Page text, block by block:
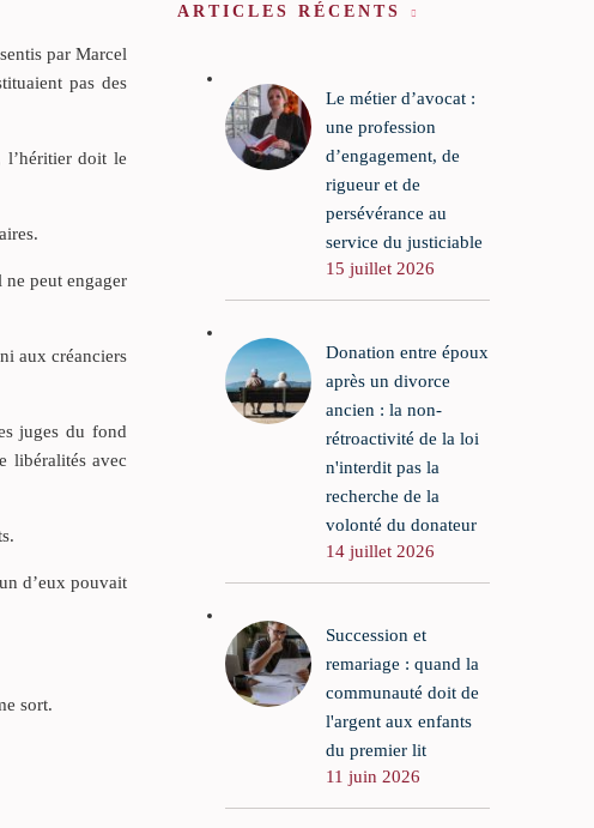
par Marcel
pas des
doit le
ne peut engager
aux créanciers
juges du fond
libéralités avec
d’eux pouvait
sort.
ARTICLES RÉCENTS
Le métier d’avocat :
une profession
d’engagement, de
rigueur et de
persévérance au
service du justiciable
15 juillet 2026
Donation entre époux
après un divorce
ancien : la non-
rétroactivité de la loi
n'interdit pas la
recherche de la
volonté du donateur
14 juillet 2026
Succession et
remariage : quand la
communauté doit de
l'argent aux enfants
du premier lit
11 juin 2026